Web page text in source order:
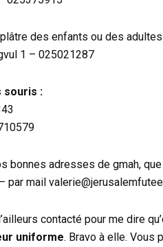
des enfants ou des
1 – 025021287
souris :
bonnes adresses de gmah,
par mail
contacté pour me dire
uniforme. Bravo à elle. Vous